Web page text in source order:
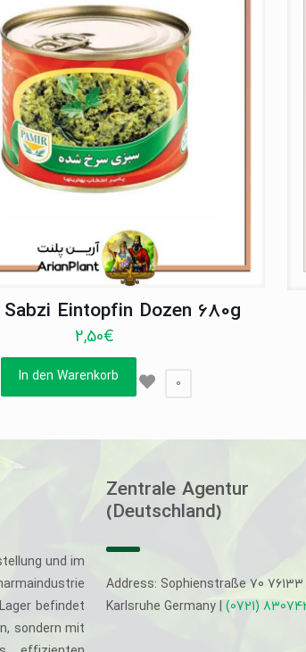
Eintopfin Dozen 680g
2,50€
In den Warenkorb 0
und im
befindet
sondern mit
Zentrale Agentur
(Deutschland)
Address: Sophienstraße 70 76133
Karlsruhe Germany | (0721)